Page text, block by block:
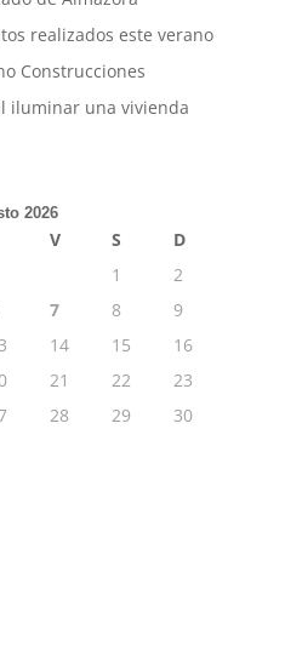
realizados este verano
Construcciones
iluminar una vivienda
2026
V S
D
1
2
7 8
9
14 15
16
21 22
23
28 29
30